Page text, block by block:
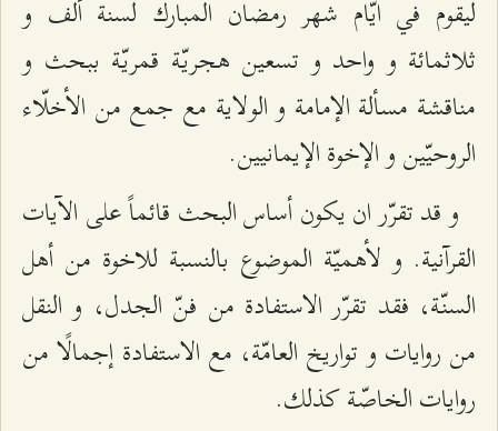
ليقوم في ايّام شهر رمضان المبارك لسنة ألف و
ثلاثمائة و واحد و تسعين هجريّة قمريّة ببحث و
مناقشة مسألة الإمامة و الولاية مع جمع من الأخلّاء
الروحيّين و الإخوة الإيمانيين.
و قد تقرّر ان يكون أساس البحث قائماً على الآيات
القرآنية. و لأهميّة الموضوع بالنسبة للاخوة من أهل
السنّة، فقد تقرّر الاستفادة من فنّ الجدل، و النقل
من روايات و تواريخ العامّة، مع الاستفادة إجمالًا من
روايات الخاصّة كذلك.